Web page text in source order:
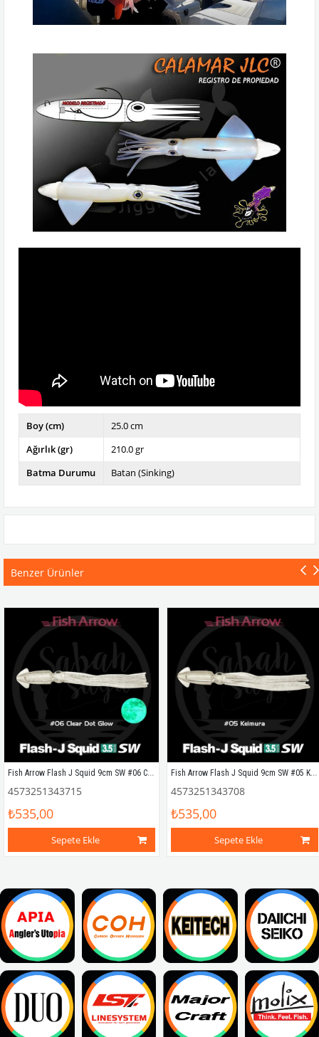
Boy (cm)
25.0 cm
Ağırlık (gr)
210.0 gr
Batma Durumu
Batan (Sinking)
Benzer Ürünler
Fish Arrow Flash J Squid 9cm SW #06 Clear Dot Glow Silikon Kalamar (5 Adet)
4573251343715
₺535,00
Sepete Ekle
Fish Arrow Flash J Squid 9cm SW #05 Keimura Silikon Kalamar (5 Adet)
4573251343708
₺535,00
Sepete Ekle